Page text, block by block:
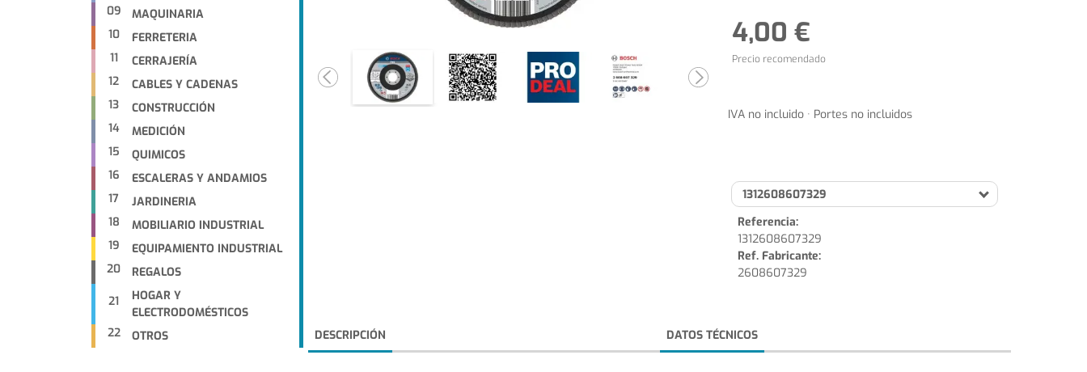
09
MAQUINARIA
10
FERRETERIA
11
CERRAJERÍA
12
CABLES Y CADENAS
13
CONSTRUCCIÓN
14
MEDICIÓN
15
QUIMICOS
16
ESCALERAS Y ANDAMIOS
17
JARDINERIA
18
MOBILIARIO INDUSTRIAL
19
EQUIPAMIENTO INDUSTRIAL
20
REGALOS
21
HOGAR Y
ELECTRODOMÉSTICOS
22
OTROS
4,00 €
Precio recomendado
IVA no incluido · Portes no incluidos
1312608607329
Referencia:
1312608607329
Ref. Fabricante:
2608607329
DESCRIPCIÓN DATOS TÉCNICOS